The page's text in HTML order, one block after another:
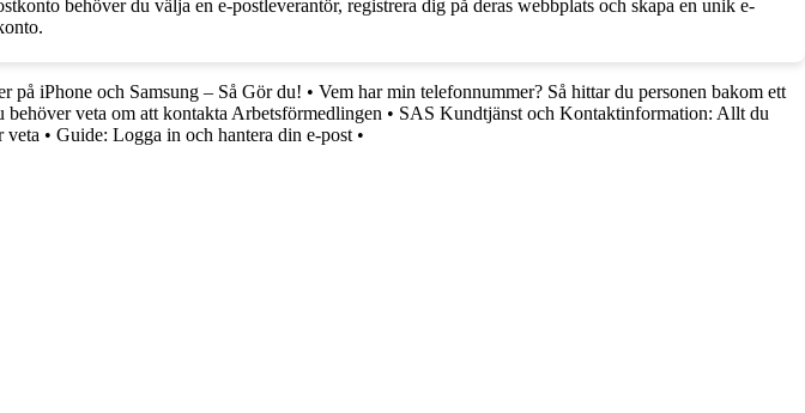
behöver du välja en e-postleverantör, registrera dig på deras webbplats och skapa en unik e-
på iPhone och Samsung – Så Gör du! • Vem har min telefonnummer? Så hittar du personen bakom ett
veta om att kontakta Arbetsförmedlingen • SAS Kundtjänst och Kontaktinformation: Allt du
veta • Guide: Logga in och hantera din e-post •